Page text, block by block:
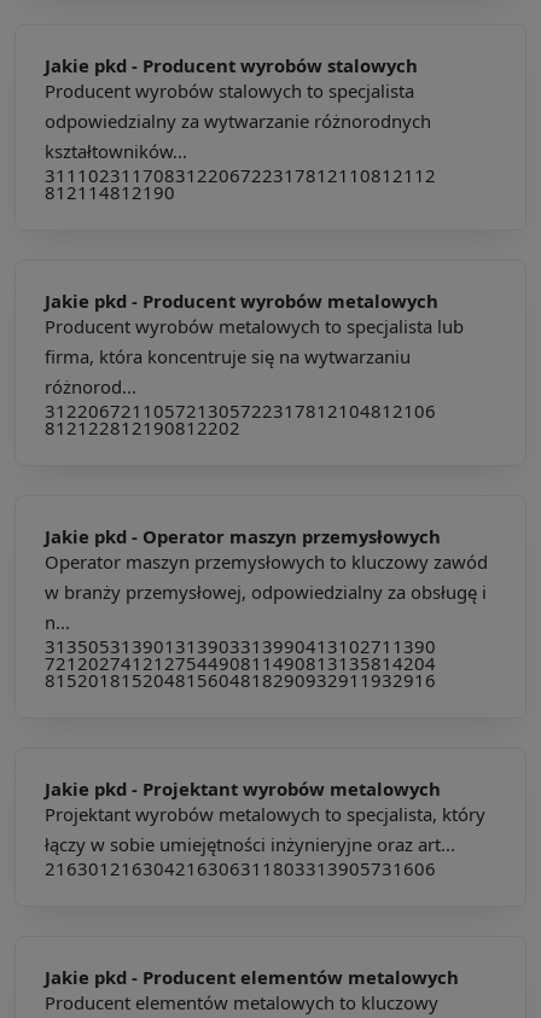
Jakie pkd - Producent wyrobów stalowych
Producent wyrobów stalowych to specjalista
odpowiedzialny za wytwarzanie różnorodnych
kształtowników...
311102311708312206722317812110812112
812114812190
Jakie pkd - Producent wyrobów metalowych
Producent wyrobów metalowych to specjalista lub
firma, która koncentruje się na wytwarzaniu
różnorod...
312206721105721305722317812104812106
812122812190812202
Jakie pkd - Operator maszyn przemysłowych
Operator maszyn przemysłowych to kluczowy zawód
w branży przemysłowej, odpowiedzialny za obsługę i
n...
313505313901313903313990413102711390
721202741212754490811490813135814204
815201815204815604818290932911 932916
Jakie pkd - Projektant wyrobów metalowych
Projektant wyrobów metalowych to specjalista, który
łączy w sobie umiejętności inżynieryjne oraz art...
216301 216304216306311803313905731606
Jakie pkd - Producent elementów metalowych
Producent elementów metalowych to kluczowy